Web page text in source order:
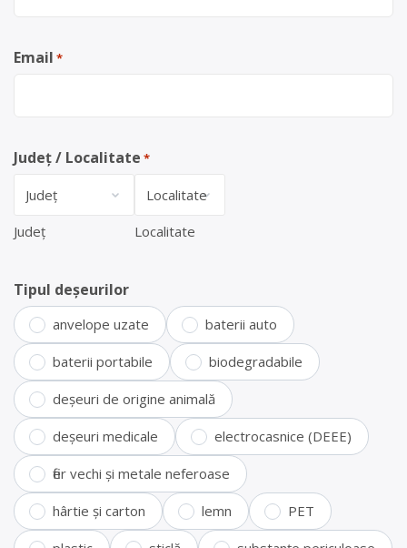
Email *
Județ / Localitate *
Județ Localitate
Tipul deșeurilor
anvelope uzate baterii auto
baterii portabile biodegradabile
deșeuri de origine animală
deșeuri medicale electrocasnice (DEEE)
fier vechi și metale neferoase
hârtie și carton lemn PET